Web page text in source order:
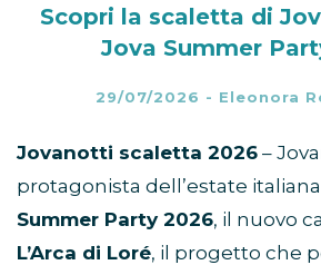
Scopri la scaletta di
Jova Summer
29/07/2026 - Eleonora
Jovanotti scaletta 2026 –
protagonista dell’estate
Summer Party 2026, il nuovo
L’Arca di Loré, il progetto che